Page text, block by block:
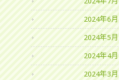
2024年6月
2024年5月
2024年4月
2024年3月